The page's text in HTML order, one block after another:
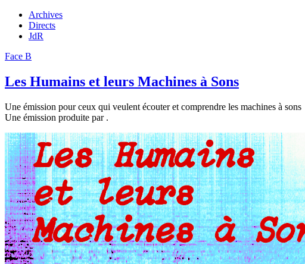
Archives
Directs
JdR
Face B
Les Humains et leurs Machines à Sons
Une émission pour ceux qui veulent écouter et comprendre les machines à sons
Une émission produite par .